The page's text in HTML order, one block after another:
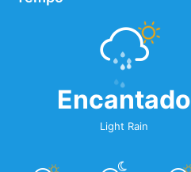
Encantado
Light Rain